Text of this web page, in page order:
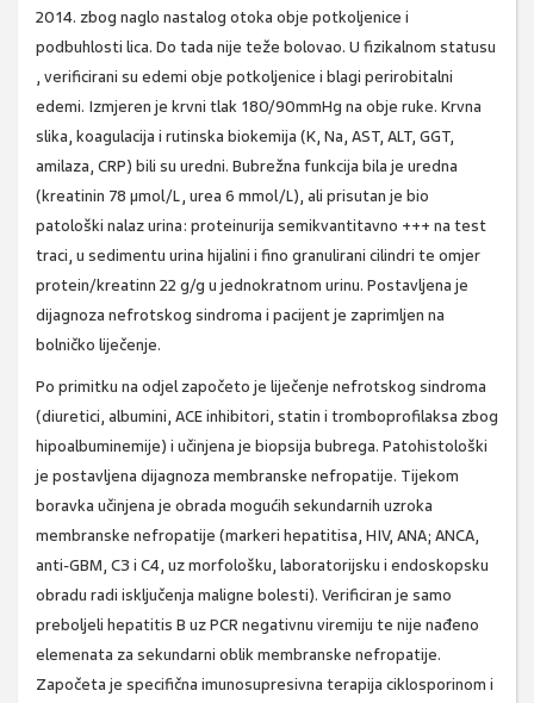
2014. zbog naglo nastalog otoka obje potkoljenice i
podbuhlosti lica. Do tada nije teže bolovao. U fizikalnom statusu
, verificirani su edemi obje potkoljenice i blagi perirobitalni
edemi. Izmjeren je krvni tlak 180/90mmHg na obje ruke. Krvna
slika, koagulacija i rutinska biokemija (K, Na, AST, ALT, GGT,
amilaza, CRP) bili su uredni. Bubrežna funkcija bila je uredna
(kreatinin 78 µmol/L, urea 6 mmol/L), ali prisutan je bio
patološki nalaz urina: proteinurija semikvantitavno +++ na test
traci, u sedimentu urina hijalini i fino granulirani cilindri te omjer
protein/kreatinn 22 g/g u jednokratnom urinu. Postavljena je
dijagnoza nefrotskog sindroma i pacijent je zaprimljen na
bolničko liječenje.
Po primitku na odjel započeto je liječenje nefrotskog sindroma
(diuretici, albumini, ACE inhibitori, statin i tromboprofilaksa zbog
hipoalbuminemije) i učinjena je biopsija bubrega. Patohistološki
je postavljena dijagnoza membranske nefropatije. Tijekom
boravka učinjena je obrada mogućih sekundarnih uzroka
membranske nefropatije (markeri hepatitisa, HIV, ANA; ANCA,
anti-GBM, C3 i C4, uz morfološku, laboratorijsku i endoskopsku
obradu radi isključenja maligne bolesti). Verificiran je samo
preboljeli hepatitis B uz PCR negativnu viremiju te nije nađeno
elemenata za sekundarni oblik membranske nefropatije.
Započeta je specifična imunosupresivna terapija ciklosporinom i